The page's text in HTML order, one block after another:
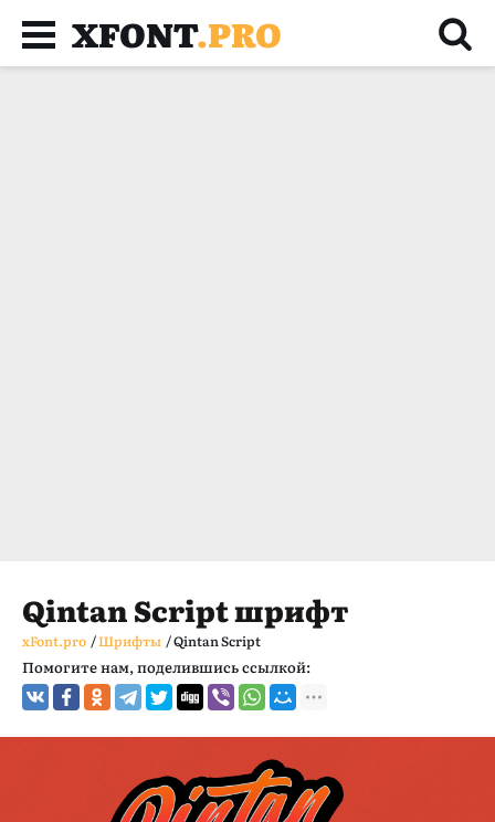
XFONT.PRO
Qintan Script шрифт
xFont.pro /Шрифты /Qintan Script
Помогите нам, поделившись ссылкой: